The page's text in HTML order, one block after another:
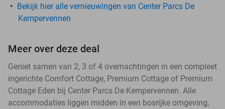
Bekijk hier alle vernieuwingen van Center Parcs De
Kempervennen
Meer over deze deal
Geniet samen van 2, 3 of 4 overnachtingen in een compleet
ingerichte Comfort Cottage, Premium Cottage of Premium
Cottage Eden bij Center Parcs De Kempervennen. Alle
accommodaties liggen midden in een bosrijke omgeving,